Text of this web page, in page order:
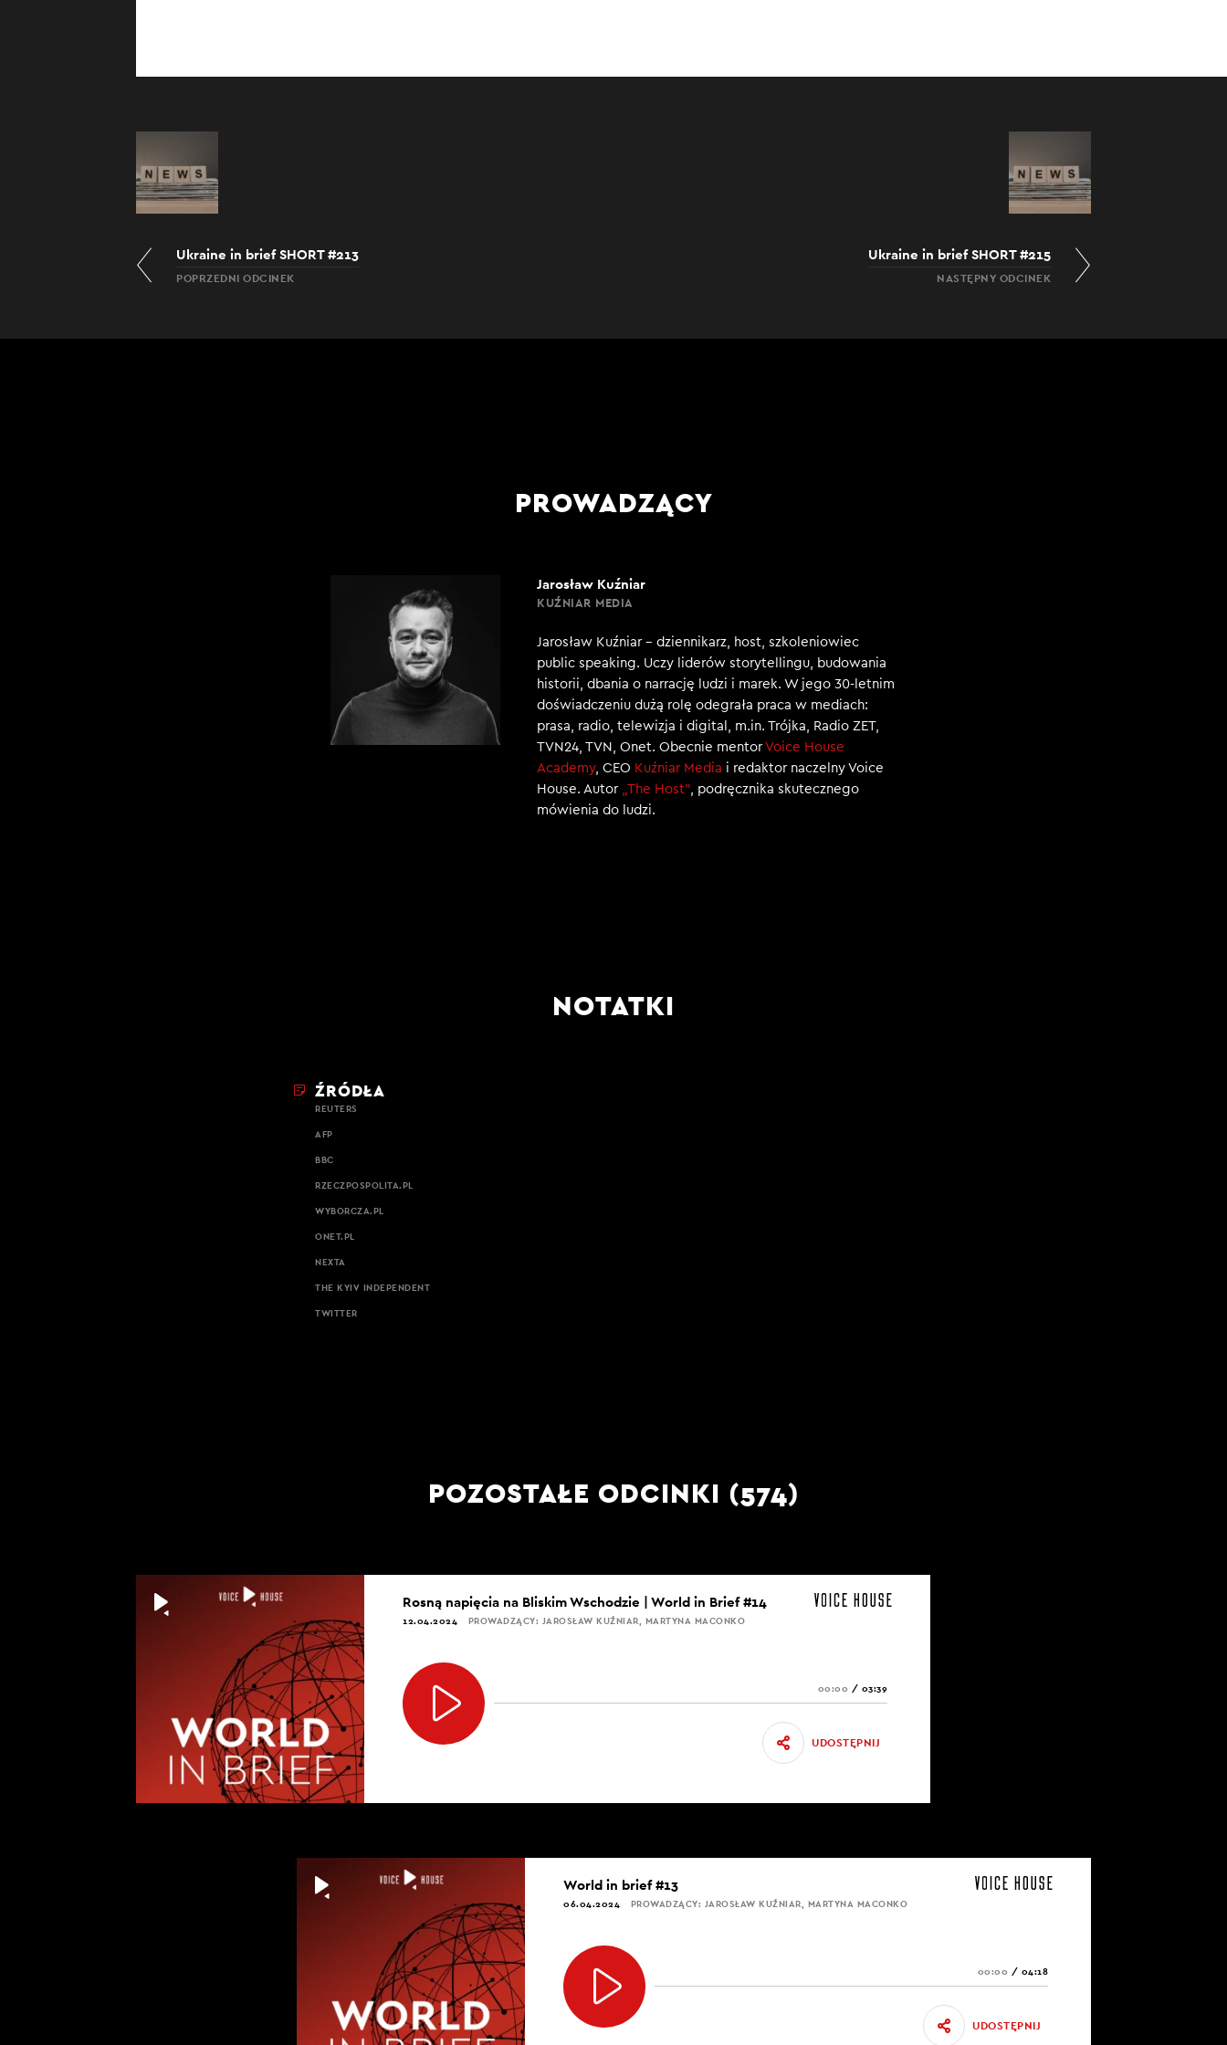
Ukraine in brief SHORT #213
POPRZEDNI ODCINEK
Ukraine in brief SHORT #215
NASTĘPNY ODCINEK
PROWADZĄCY
Jarosław Kuźniar
KUŹNIAR MEDIA
Jarosław Kuźniar – dziennikarz, host, szkoleniowiec
public speaking. Uczy liderów storytellingu, budowania
historii, dbania o narrację ludzi i marek. W jego 30-letnim
doświadczeniu dużą rolę odegrała praca w mediach:
prasa, radio, telewizja i digital, m.in. Trójka, Radio ZET,
TVN24, TVN, Onet. Obecnie mentorVoice House
Academy, CEO Kuźniar Media i redaktor naczelny Voice
House. Autor „The Host”, podręcznika skutecznego
mówienia do ludzi.
NOTATKI
ŹRÓDŁA
REUTERS
AFP
BBC
RZECZPOSPOLITA.PL
WYBORCZA.PL
ONET.PL
NEXTA
THE KYIV INDEPENDENT
TWITTER
POZOSTAŁE ODCINKI (574)
Rosną napięcia na Bliskim Wschodzie | World in Brief #14
12.04.2024 PROWADZĄCY: JAROSŁAW KUŹNIAR, MARTYNA MACONKO
00:00 / 03:39
UDOSTĘPNIJ
World in brief #13
06.04.2024 PROWADZĄCY: JAROSŁAW KUŹNIAR, MARTYNA MACONKO
00:00 / 04:18
UDOSTĘPNIJ